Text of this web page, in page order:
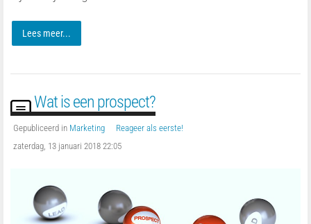
Lees meer...
Wat is een prospect?
Gepubliceerd in Marketing
Reageer als eerste!
zaterdag, 13 januari 2018 22:05